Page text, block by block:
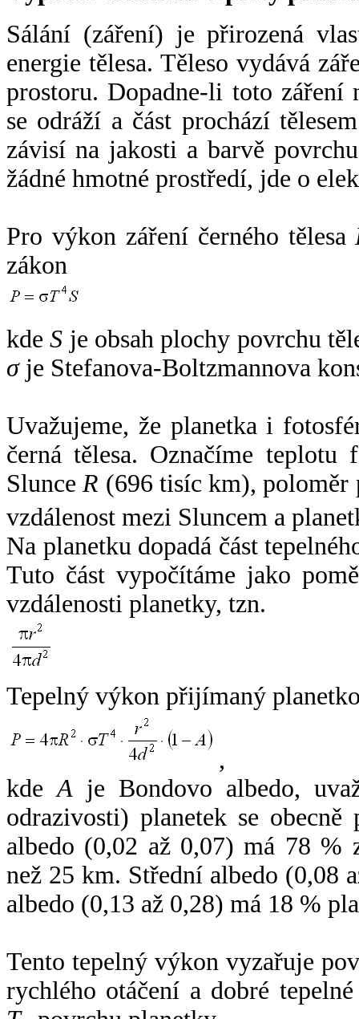
Sálání (záření) je přirozená
energie tělesa. Těleso vydává
prostoru. Dopadne-li toto záření
se odráží a část prochází
závisí na jakosti a barvě
žádné hmotné prostředí, jde o
Pro výkon záření černého tělesa
zákon
kdeS je obsah plochy povrchu
σje Stefanova-Boltzmannova
Uvažujeme, že planetka i
černá tělesa. Označíme
SlunceR (696 tisíc km),
vzdálenost mezi Sluncem a
Na planetku dopadá část
Tuto část vypočítáme jako
vzdálenosti planetky, tzn.
Tepelný výkon přijímaný
,
kdeA je Bondovo albedo,
odrazivosti) planetek se
albedo (0,02 až 0,07) má 78 %
než 25 km. Střední albedo (0,08
albedo (0,13 až 0,28) má 18 %
Tento tepelný výkon vyzařuje
rychlého otáčení a dobré